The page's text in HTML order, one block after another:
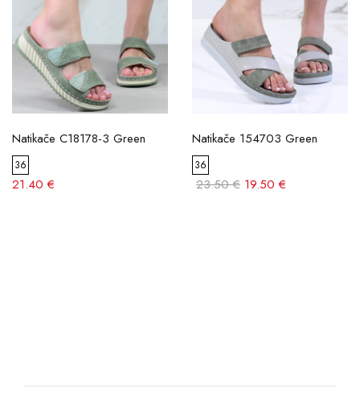
Natikače C18178-3 Green
36
21.40 €
Natikače 154703 Green
36
23.50 € 19.50 €